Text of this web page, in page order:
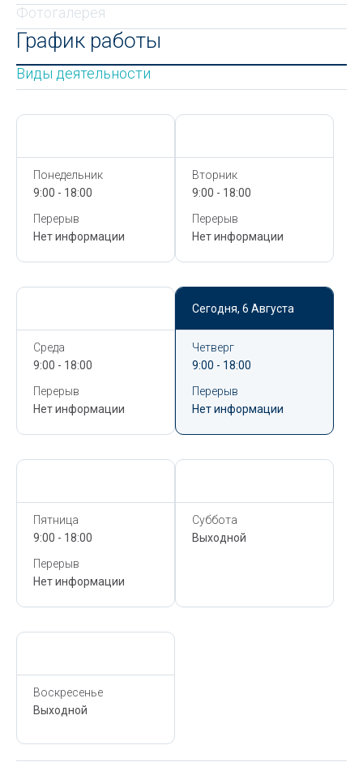
Фотогалерея
График работы
Виды деятельности
Понедельник
9:00 - 18:00
Перерыв
Нет информации
Вторник
9:00 - 18:00
Перерыв
Нет информации
Среда
9:00 - 18:00
Перерыв
Нет информации
Сегодня, 6 Августа
Четверг
9:00 - 18:00
Перерыв
Нет информации
Пятница
9:00 - 18:00
Перерыв
Нет информации
Суббота
Выходной
Воскресенье
Выходной